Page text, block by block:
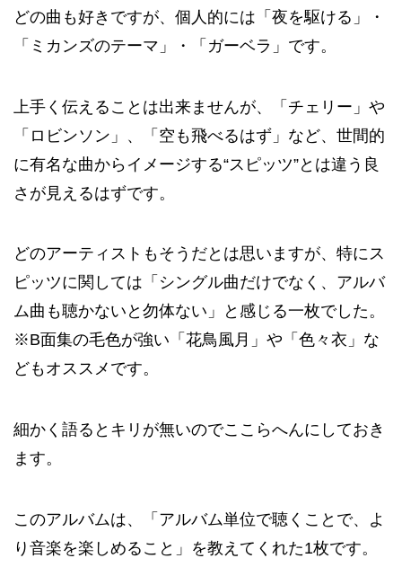
どの曲も好きですが、個人的には「夜を駆ける」・
「ミカンズのテーマ」・「ガーベラ」です。
上手く伝えることは出来ませんが、「チェリー」や
「ロビンソン」、「空も飛べるはず」など、世間的
に有名な曲からイメージする“スピッツ”とは違う良
さが見えるはずです。
どのアーティストもそうだとは思いますが、特にス
ピッツに関しては「シングル曲だけでなく、アルバ
ム曲も聴かないと勿体ない」と感じる一枚でした。
※B面集の毛色が強い「花鳥風月」や「色々衣」な
どもオススメです。
細かく語るとキリが無いのでここらへんにしておき
ます。
このアルバムは、「アルバム単位で聴くことで、よ
り音楽を楽しめること」を教えてくれた1枚です。